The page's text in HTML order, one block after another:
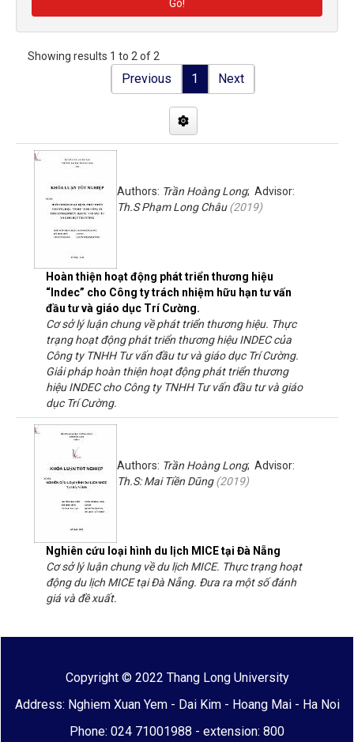
Showing results 1 to 2 of 2
Previous 1 Next
Hoàn thiện hoạt động phát triển thương hiệu
“Indec” cho Công ty trách nhiệm hữu hạn tư vấn
đầu tư và giáo dục Trí Cường.
Authors: Trần Hoàng Long; Advisor:
Th.S Phạm Long Châu(2019)
Cơ sở lý luận chung về phát triển thương hiệu. Thực
trạng hoạt động phát triển thương hiệu INDEC của
Công ty TNHH Tư vấn đầu tư và giáo dục Trí Cường.
Giải pháp hoàn thiện hoạt động phát triển thương
hiệu INDEC cho Công ty TNHH Tư vấn đầu tư và giáo
dục Trí Cường.
Nghiên cứu loại hình du lịch MICE tại Đà Nẵng
Authors: Trần Hoàng Long; Advisor:
Th.S: Mai Tiền Dũng(2019)
Cơ sở lý luận chung về du lịch MICE. Thực trạng hoạt
động du lịch MICE tại Đà Nẵng. Đưa ra một số đánh
giá và đề xuất.
Copyright © 2022 Thang Long University
Address: Nghiem Xuan Yem - Dai Kim - Hoang Mai - Ha Noi
Phone: 024 71001988 - extension: 800